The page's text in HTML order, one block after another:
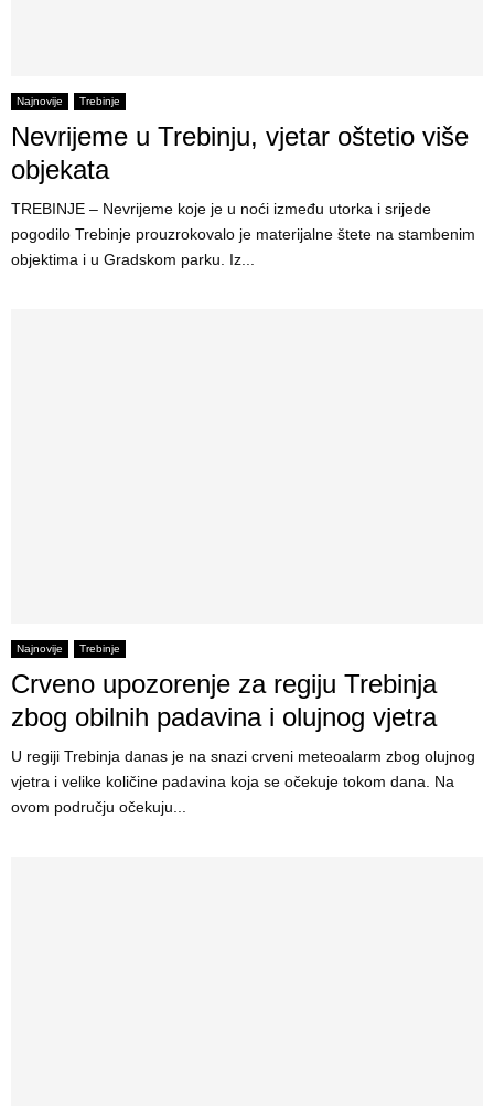
Najnovije Trebinje
Nevrijeme u Trebinju, vjetar oštetio više
objekata
TREBINJE – Nevrijeme koje je u noći između utorka i srijede
pogodilo Trebinje prouzrokovalo je materijalne štete na stambenim
objektima i u Gradskom parku. Iz...
Najnovije Trebinje
Crveno upozorenje za regiju Trebinja
zbog obilnih padavina i olujnog vjetra
U regiji Trebinja danas je na snazi crveni meteoalarm zbog olujnog
vjetra i velike količine padavina koja se očekuje tokom dana. Na
ovom području očekuju...